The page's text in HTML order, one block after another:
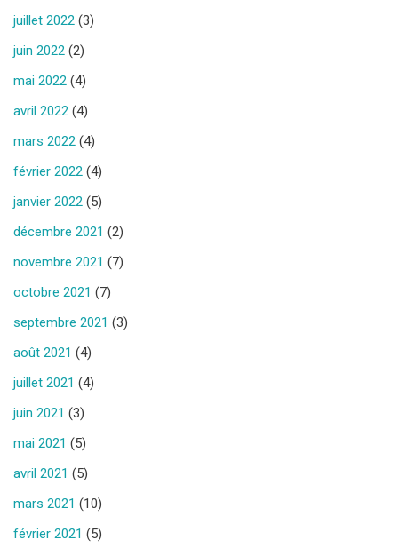
juillet 2022 (3)
juin 2022 (2)
mai 2022 (4)
avril 2022 (4)
mars 2022 (4)
février 2022 (4)
janvier 2022 (5)
décembre 2021 (2)
novembre 2021 (7)
octobre 2021 (7)
septembre 2021 (3)
août 2021 (4)
juillet 2021 (4)
juin 2021 (3)
mai 2021 (5)
avril 2021 (5)
mars 2021 (10)
février 2021 (5)